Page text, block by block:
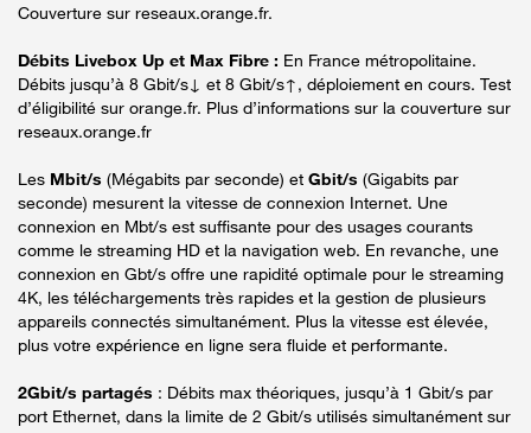
Couverture sur reseaux.orange.fr.
Débits Livebox Up et Max Fibre : En France métropolitaine.
Débits jusqu’à 8 Gbit/s↓ et 8 Gbit/s↑, déploiement en cours. Test
d’éligibilité sur orange.fr. Plus d’informations sur la couverture sur
reseaux.orange.fr
Les Mbit/s (Mégabits par seconde) et Gbit/s (Gigabits par
seconde) mesurent la vitesse de connexion Internet. Une
connexion en Mbt/s est suffisante pour des usages courants
comme le streaming HD et la navigation web. En revanche, une
connexion en Gbt/s offre une rapidité optimale pour le streaming
4K, les téléchargements très rapides et la gestion de plusieurs
appareils connectés simultanément. Plus la vitesse est élevée,
plus votre expérience en ligne sera fluide et performante.
2Gbit/s partagés : Débits max théoriques, jusqu’à 1 Gbit/s par
port Ethernet, dans la limite de 2 Gbit/s utilisés simultanément sur